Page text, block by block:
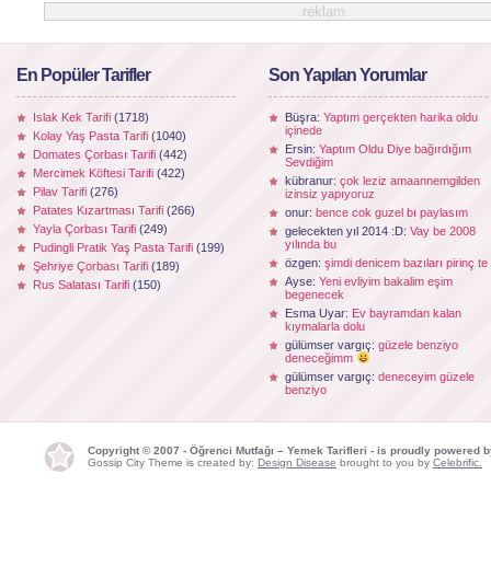
reklam
En Popüler Tarifler
Islak Kek Tarifi (1718)
Kolay Yaş Pasta Tarifi (1040)
Domates Çorbası Tarifi (442)
Mercimek Köftesi Tarifi (422)
Pilav Tarifi (276)
Patates Kızartması Tarifi (266)
Yayla Çorbası Tarifi (249)
Pudingli Pratik Yaş Pasta Tarifi (199)
Şehriye Çorbası Tarifi (189)
Rus Salatası Tarifi (150)
Son Yapılan Yorumlar
Büşra: Yaptım gerçekten harika oldu
içinede
Ersin: Yaptım Oldu Diye bağırdığım
Sevdiğim
kübranur: çok leziz amaannemgilden
izinsiz yapıyoruz
onur: bence cok guzel bı paylasım
gelecekten yıl 2014 :D: Vay be 2008
yılında bu
özgen: şimdi denicem bazıları pirinç te
Ayse: Yeni evliyim bakalim eşim
begenecek
Esma Uyar: Ev bayramdan kalan
kıymalarla dolu
gülümser vargıç: güzele benziyo
deneceğimm
gülümser vargıç: deneceyim güzele
benziyo
Copyright © 2007 - Öğrenci Mutfağı – Yemek Tarifleri - is proudly powered
Gossip City Theme is created by: Design Disease brought to you by Celebrific.